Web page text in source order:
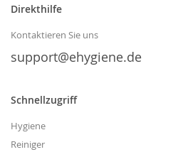
Newsletter
Direkthilfe
Kontaktieren Sie uns
support@ehygiene.de
Schnellzugriff
Hygiene
Reiniger